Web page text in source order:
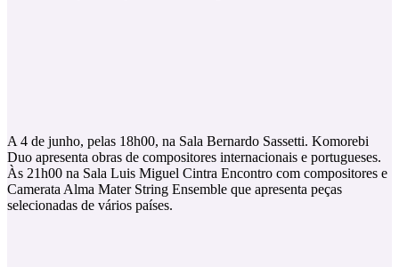
A 4 de junho, pelas 18h00, na Sala Bernardo Sassetti. Komorebi
Duo apresenta obras de compositores internacionais e portugueses.
Às 21h00 na Sala Luis Miguel Cintra Encontro com compositores e
Camerata Alma Mater String Ensemble que apresenta peças
selecionadas de vários países.